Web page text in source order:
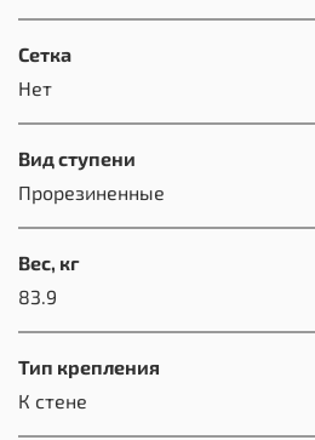
Сетка
Нет
Вид ступени
Прорезиненные
Вес, кг
83.9
Тип крепления
К стене